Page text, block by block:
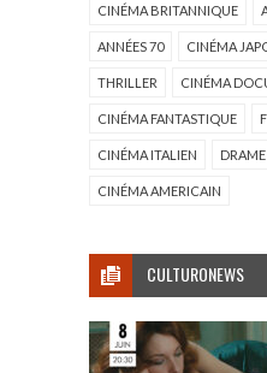
CINÉMA BRITANNIQUE
ANNÉES 70 CINÉMA
THRILLER CINÉMA
CINÉMA FANTASTIQUE
CINÉMA ITALIEN DRAME
CINÉMA AMERICAIN
CULTURONEWS